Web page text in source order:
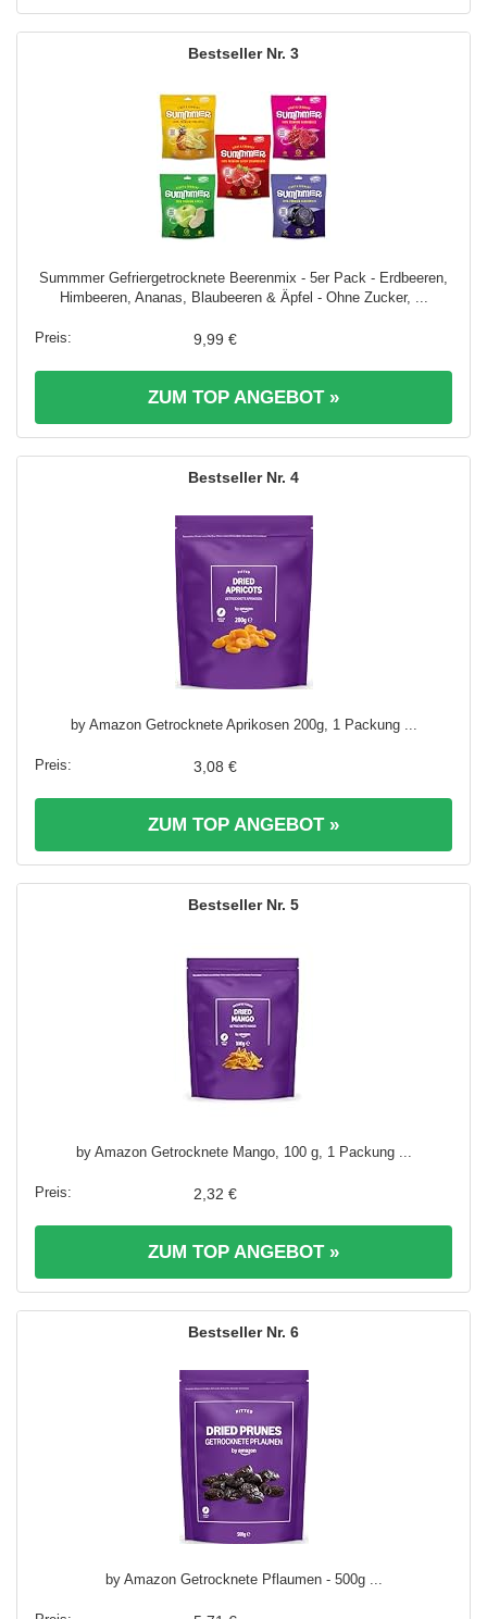
3
Summmer Gefriergetrocknete Beerenmix - 5er Pack - Erdbeeren,
Himbeeren, Ananas, Blaubeeren & Äpfel - Ohne Zucker, ...
9,99 €
ZUM TOP ANGEBOT »
4
by Amazon Getrocknete Aprikosen 200g, 1 Packung ...
3,08 €
ZUM TOP ANGEBOT »
5
by Amazon Getrocknete Mango, 100 g, 1 Packung ...
2,32 €
ZUM TOP ANGEBOT »
6
by Amazon Getrocknete Pflaumen - 500g ...